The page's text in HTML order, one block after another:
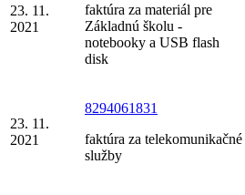
23. 11.
2021
faktúra za materiál pre
Základnú školu -
notebooky a USB flash
disk
23. 11.
2021
8294061831
faktúra za telekomunikačné
služby